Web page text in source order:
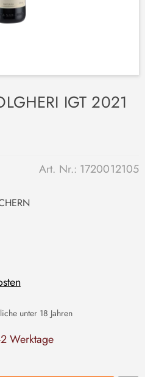
IGT 2021
Art. Nr.: 1720012105
unter 18 Jahren
Werktage